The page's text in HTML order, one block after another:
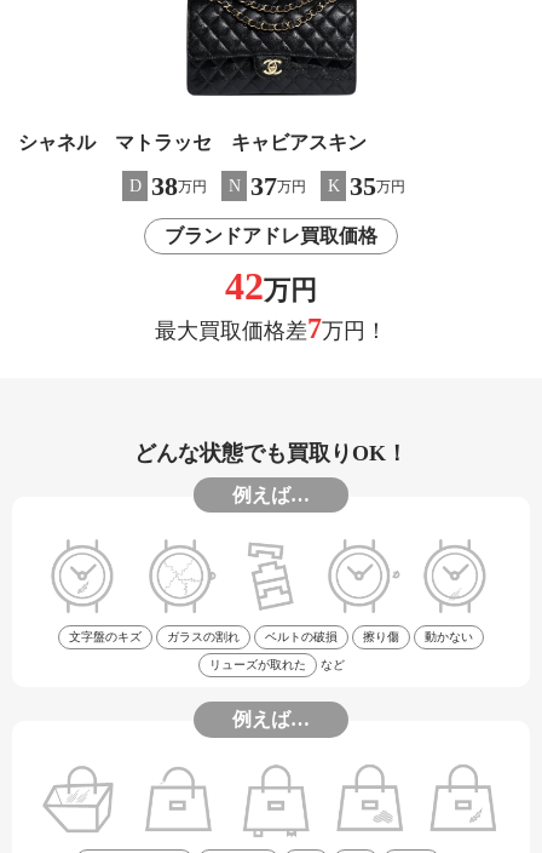
シャネル マトラッセ キャビアスキン
D 38万円 N 37万円 K 35万円
ブランドアドレ買取価格
42万円
最大買取価格差7万円！
どんな状態でも買取りOK！
例えば…
文字盤のキズ ガラスの割れ ベルトの破損 擦り傷 動かない
リューズが取れた など
例えば…